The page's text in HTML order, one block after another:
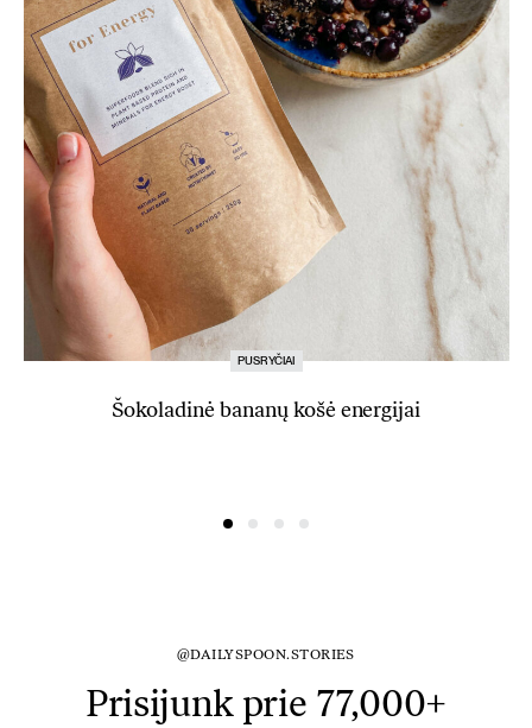
PUSRYČIAI
Šokoladinė bananų košė energijai
@DAILYSPOON.STORIES
Prisijunk prie 77,000+